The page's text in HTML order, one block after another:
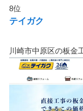
8位
テイガク
川崎市中原区の板金